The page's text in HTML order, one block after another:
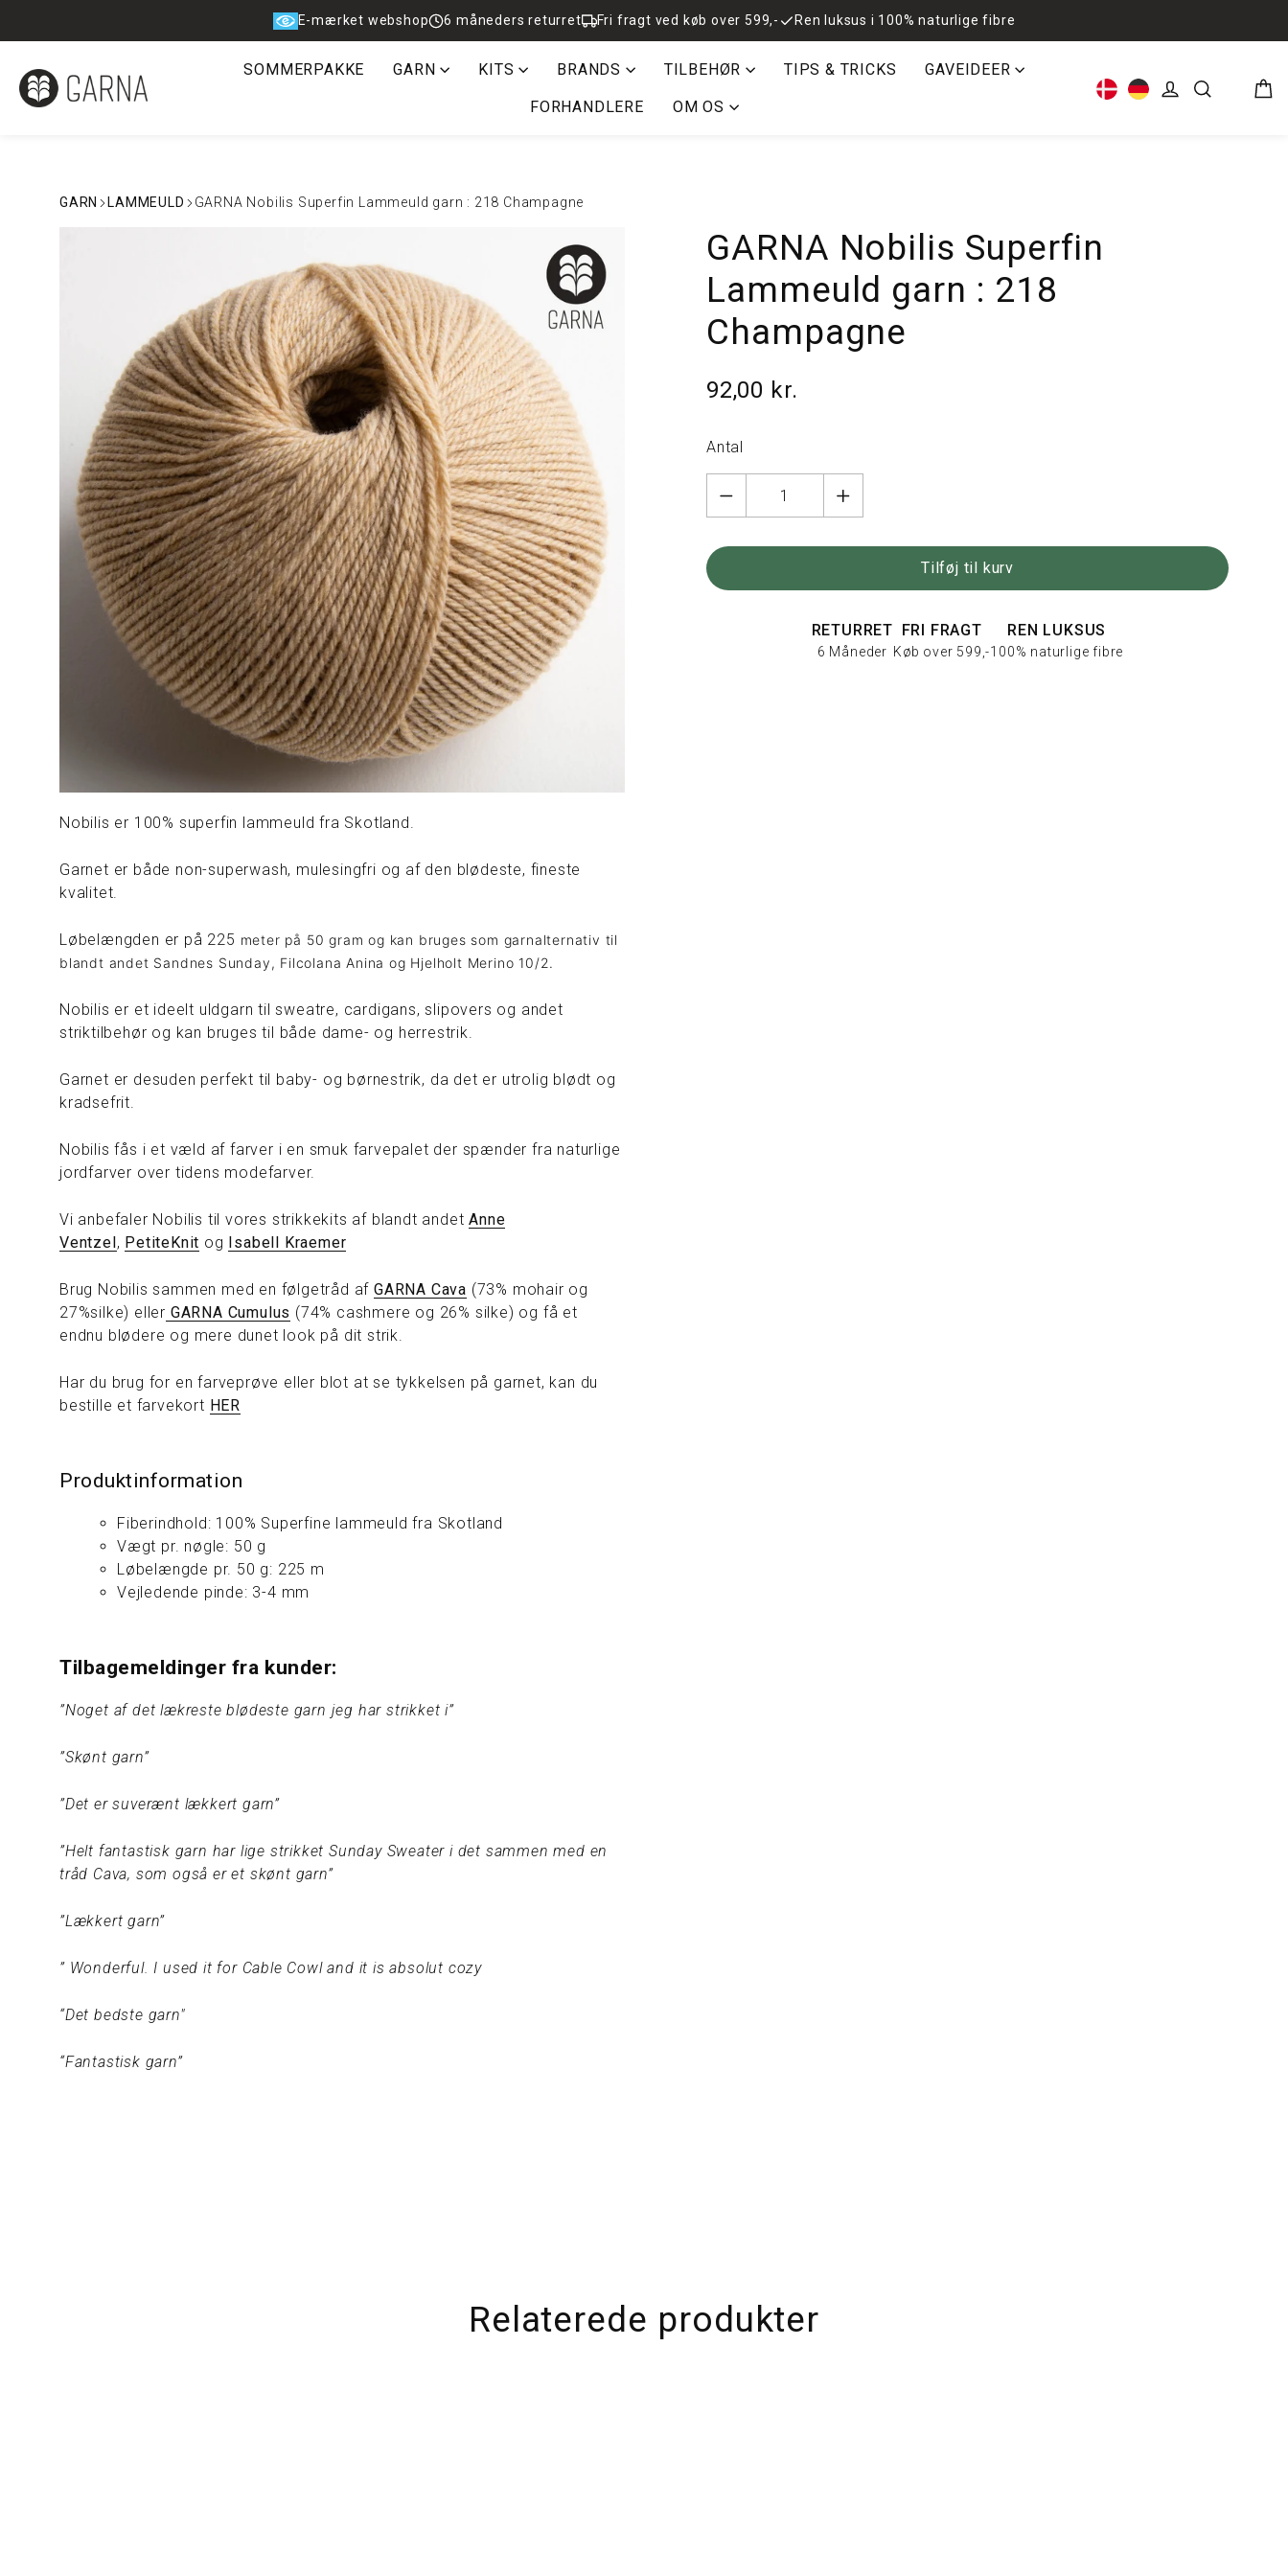
E-mærket webshop 6 måneders returret Fri fragt ved køb over 599,- Ren luksus i 100% naturlige fibre
SOMMERPAKKE GARN KITS BRANDS TILBEHØR TIPS & TRICKS GAVEIDEER
FORHANDLERE OM OS
GARN LAMMEULD GARNA Nobilis Superfin Lammeuld garn : 218 Champagne
Nobilis er 100% superfin lammeuld fra Skotland.
Garnet er både non-superwash, mulesingfri og af den blødeste, fineste
kvalitet.
Løbelængden er på 225 meter på 50 gram og kan bruges som garnalternativ til
blandt andet Sandnes Sunday, Filcolana Anina og Hjelholt Merino 10/2.
Nobilis er et ideelt uldgarn til sweatre, cardigans, slipovers og andet
striktilbehør og kan bruges til både dame- og herrestrik.
Garnet er desuden perfekt til baby- og børnestrik, da det er utrolig blødt og
kradsefrit.
Nobilis fås i et væld af farver i en smuk farvepalet der spænder fra naturlige
jordfarver over tidens modefarver.
Vi anbefaler Nobilis til vores strikkekits af blandt andetAnne
Ventzel, PetiteKnit og Isabell Kraemer
Brug Nobilis sammen med en følgetråd af GARNA Cava (73% mohair og
27%silke) eller GARNA Cumulus (74% cashmere og 26% silke) og få et
endnu blødere og mere dunet look på dit strik.
Har du brug for en farveprøve eller blot at se tykkelsen på garnet, kan du
bestille et farvekort HER
Produktinformation
Fiberindhold: 100% Superfine lammeuld fra Skotland
Vægt pr. nøgle: 50 g
Løbelængde pr. 50 g: 225 m
Vejledende pinde: 3-4 mm
Tilbagemeldinger fra kunder:
”Noget af det lækreste blødeste garn jeg har strikket i”
”Skønt garn”
”Det er suverænt lækkert garn”
”Helt fantastisk garn har lige strikket Sunday Sweater i det sammen med en
tråd Cava, som også er et skønt garn”
”Lækkert garn”
” Wonderful. I used it for Cable Cowl and it is absolut cozy
“Det bedste garn"
“Fantastisk garn”
GARNA Nobilis Superfin
Lammeuld garn : 218
Champagne
Normalpris
92,00 kr.
Antal
Tilføj til kurv
RETURRET
6 Måneder
FRI FRAGT
Køb over 599,-
REN LUKSUS
100% naturlige fibre
Relaterede produkter